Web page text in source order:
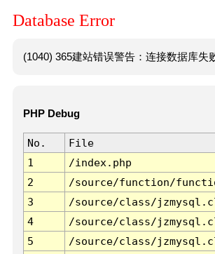
Database Error
(1040) 365建站错误警告：连接数据库失
PHP Debug
No. File
1
/index.php
2
/source/function/
3
/source/class/
4
/source/class/
5
/source/class/